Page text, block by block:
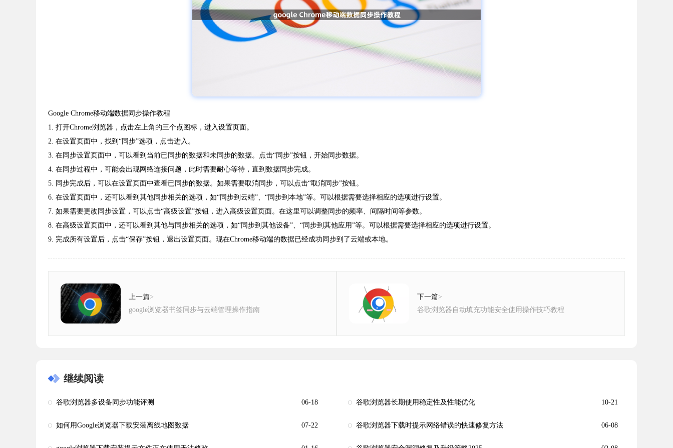
Google Chrome移动端数据同步操作教程
1. 打开Chrome浏览器，点击左上角的三个点图标，进入设置页面。
2. 在设置页面中，找到“同步”选项，点击进入。
3. 在同步设置页面中，可以看到当前已同步的数据和未同步的数据。点击“同步”按钮，开始同步数据。
4. 在同步过程中，可能会出现网络连接问题，此时需要耐心等待，直到数据同步完成。
5. 同步完成后，可以在设置页面中查看已同步的数据。如果需要取消同步，可以点击“取消同步”按钮。
6. 在设置页面中，还可以看到其他同步相关的选项，如“同步到云端”、“同步到本地”等。可以根据需要选择相应的选项进行设置。
7. 如果需要更改同步设置，可以点击“高级设置”按钮，进入高级设置页面。在这里可以调整同步的频率、间隔时间等参数。
8. 在高级设置页面中，还可以看到其他与同步相关的选项，如“同步到其他设备”、“同步到其他应用”等。可以根据需要选择相应的选项进行设置。
9. 完成所有设置后，点击“保存”按钮，退出设置页面。现在Chrome移动端的数据已经成功同步到了云端或本地。
上一篇>
google浏览器书签同步与云端管理操作指南
下一篇>
谷歌浏览器自动填充功能安全使用操作技巧教程
继续阅读
谷歌浏览器多设备同步功能评测 06-18 谷歌浏览器长期使用稳定性及性能优化 10-21
如何用Google浏览器下载安装离线地图数据 07-22 谷歌浏览器下载时提示网络错误的快速修复方法 06-08